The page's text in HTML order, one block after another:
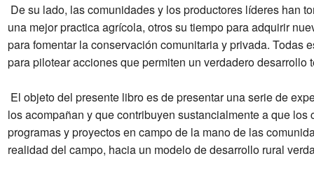
De su lado, las comunidades y los productores líderes han
una mejor practica agrícola, otros su tiempo para adquirir
para fomentar la conservación comunitaria y privada.
para pilotear acciones que permiten un verdadero desarrollo
El objeto del presente libro es de presentar una serie de
los acompañan y que contribuyen sustancialmente a que
programas y proyectos en campo de la mano de las
realidad del campo, hacia un modelo de desarrollo rural